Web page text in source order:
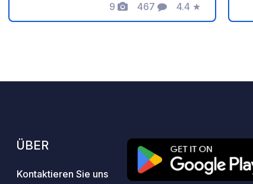
erstklassigen Kundenservice und erfüllt
gleichzeitig alle erforderlichen
9
Fotos
467
Kommentare
4.4
Bewertung
★
ÜBER
Kontaktieren Sie uns